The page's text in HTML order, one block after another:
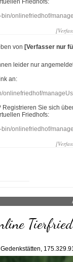
Friedhofs:
onlinefriedhof/
von [Verfasser nur
leider nur
an:
onlinefriedhof/
Sie sich
Friedhofs:
onlinefriedhof/